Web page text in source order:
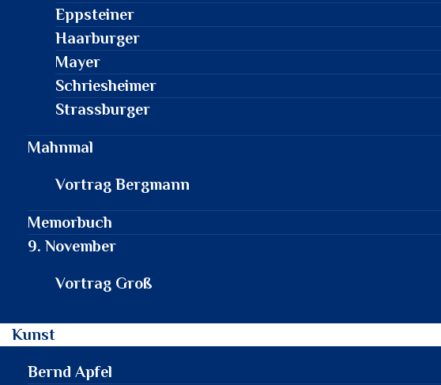
Eppsteiner
Haarburger
Mayer
Schriesheimer
Strassburger
Mahnmal
Vortrag Bergmann
Memorbuch
9. November
Vortrag Groß
Kunst
Bernd Apfel